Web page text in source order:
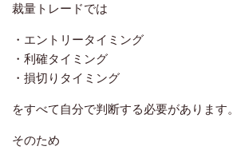
裁量トレードでは
・エントリータイミング
・利確タイミング
・損切りタイミング
をすべて自分で判断する必要があります。
そのため